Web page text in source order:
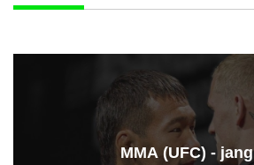
ММА (UFC) -